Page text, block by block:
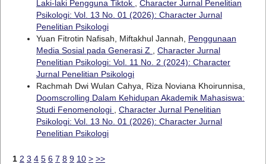
Laki-laki Pengguna Tiktok , Character Jurnal Penelitian
Psikologi: Vol. 13 No. 01 (2026): Character Jurnal
Penelitian Psikologi
Yuan Fitrotin Nafisah, Miftakhul Jannah, Penggunaan
Media Sosial pada Generasi Z , Character Jurnal
Penelitian Psikologi: Vol. 11 No. 2 (2024): Character
Jurnal Penelitian Psikologi
Rachmah Dwi Wulan Cahya, Riza Noviana Khoirunnisa,
Doomscrolling Dalam Kehidupan Akademik Mahasiswa:
Studi Fenomenologi , Character Jurnal Penelitian
Psikologi: Vol. 13 No. 01 (2026): Character Jurnal
Penelitian Psikologi
1 2 3 4 5 6 7 8 9 10 > >>